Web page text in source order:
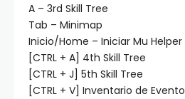
A – 3rd Skill Tree
Tab – Minimap
Inicio/Home – Iniciar Mu Helper
[CTRL + A] 4th Skill Tree
[CTRL + J] 5th Skill Tree
[CTRL + V] Inventario de Evento